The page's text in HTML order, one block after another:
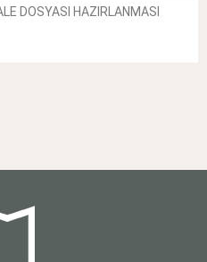
DOSYASI HAZIRLANMASI